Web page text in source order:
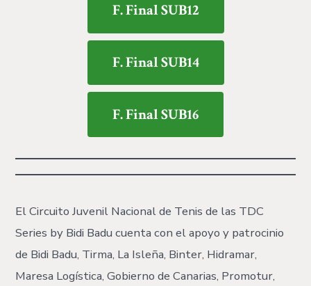
F. Final SUB12
F. Final SUB14
F. Final SUB16
El Circuito Juvenil Nacional de Tenis de las TDC
Series by Bidi Badu cuenta con el apoyo y patrocinio
de Bidi Badu, Tirma, La Isleña, Binter, Hidramar,
Maresa Logística, Gobierno de Canarias, Promotur,